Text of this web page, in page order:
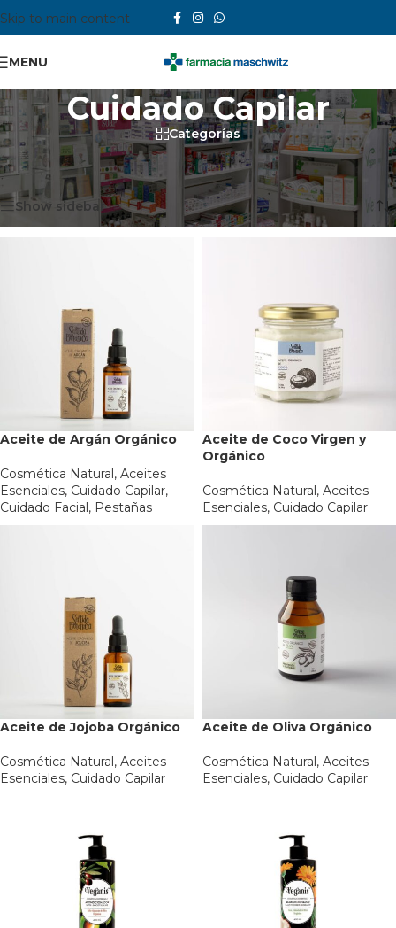
Skip to main content
MENU
Cuidado Capilar
Categorías
Inicio / Cosmética Natural/Cuidado Capilar
Mostrando 1–12 de 37 resultados
Show sidebar
Aceite de Argán Orgánico
Cosmética Natural, Aceites
Esenciales, Cuidado Capilar,
Cuidado Facial, Pestañas
Aceite de Coco Virgen y
Orgánico
Cosmética Natural, Aceites
Esenciales, Cuidado Capilar
Aceite de Jojoba Orgánico
Cosmética Natural, Aceites
Esenciales, Cuidado Capilar
Aceite de Oliva Orgánico
Cosmética Natural, Aceites
Esenciales, Cuidado Capilar